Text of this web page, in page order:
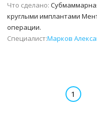
Что сделано:
круглыми имплантами
операции.
Специалист:Марков
1